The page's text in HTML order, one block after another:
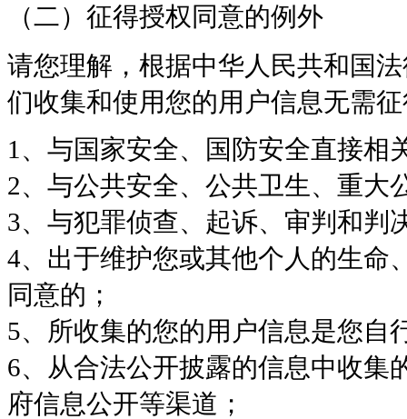
（二）征得授权同意的例外
请您理解，根据中华人民共和国
们收集和使用您的用户信息无需
1、与国家安全、国防安全直接相
2、与公共安全、公共卫生、重大
3、与犯罪侦查、起诉、审判和判
4、出于维护您或其他个人的生命
同意的；
5、所收集的您的用户信息是您自
6、从合法公开披露的信息中收集
府信息公开等渠道；